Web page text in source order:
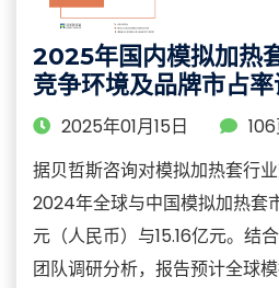
2025年国内模拟加热
竞争环境及品牌市占
2025年01月15日
据贝哲斯咨询对模拟加热套行业
2024年全球与中国模拟加热套
元（人民币）与15.16亿元。结
团队调研分析，报告预计全球